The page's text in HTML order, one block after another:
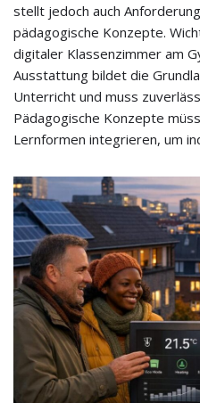
stellt jedoch auch
pädagogische Konzepte.
digitaler Klassenzimmer am
Ausstattung bildet die
Unterricht und muss
Pädagogische Konzepte
Lernformen integrieren, um